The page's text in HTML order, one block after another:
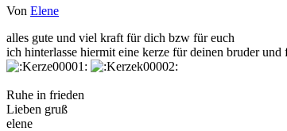
Von Elene
alles gute und viel kraft für dich bzw für euch
ich hinterlasse hiermit eine kerze für deinen bruder und
Ruhe in frieden
Lieben gruß
elene